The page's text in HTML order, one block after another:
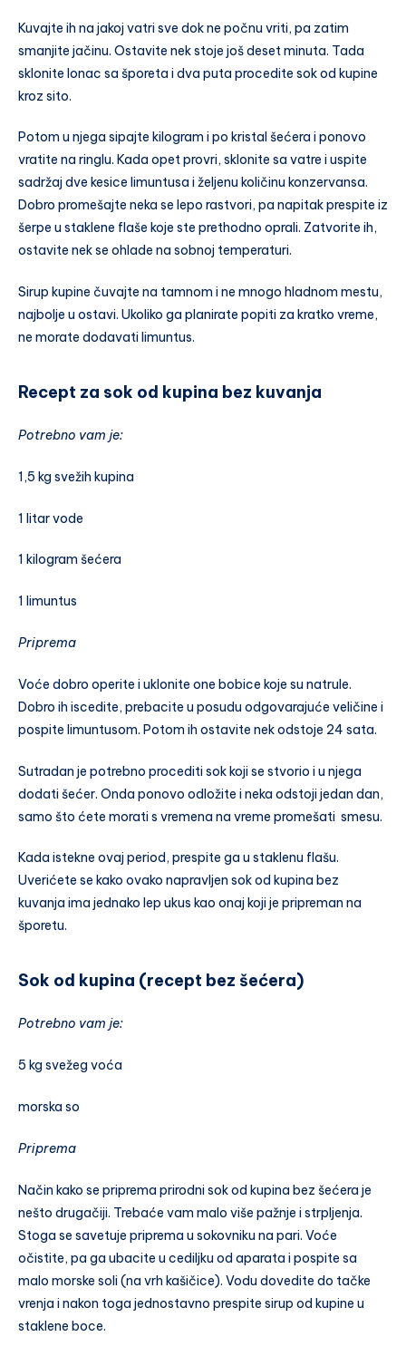
Kuvajte ih na jakoj vatri sve dok ne počnu vriti, pa zatim
smanjite jačinu. Ostavite nek stoje još deset minuta. Tada
sklonite lonac sa šporeta i dva puta procedite sok od kupine
kroz sito.
Potom u njega sipajte kilogram i po kristal šećera i ponovo
vratite na ringlu. Kada opet provri, sklonite sa vatre i uspite
sadržaj dve kesice limuntusa i željenu količinu konzervansa.
Dobro promešajte neka se lepo rastvori, pa napitak prespite iz
šerpe u staklene flaše koje ste prethodno oprali. Zatvorite ih,
ostavite nek se ohlade na sobnoj temperaturi.
Sirup kupine čuvajte na tamnom i ne mnogo hladnom mestu,
najbolje u ostavi. Ukoliko ga planirate popiti za kratko vreme,
ne morate dodavati limuntus.
Recept za sok od kupina bez kuvanja
Potrebno vam je:
1,5 kg svežih kupina
1 litar vode
1 kilogram šećera
1 limuntus
Priprema
Voće dobro operite i uklonite one bobice koje su natrule.
Dobro ih iscedite, prebacite u posudu odgovarajuće veličine i
pospite limuntusom. Potom ih ostavite nek odstoje 24 sata.
Sutradan je potrebno procediti sok koji se stvorio i u njega
dodati šećer. Onda ponovo odložite i neka odstoji jedan dan,
samo što ćete morati s vremena na vreme promešati smesu.
Kada istekne ovaj period, prespite ga u staklenu flašu.
Uverićete se kako ovako napravljen sok od kupina bez
kuvanja ima jednako lep ukus kao onaj koji je pripreman na
šporetu.
Sok od kupina (recept bez šećera)
Potrebno vam je:
5 kg svežeg voća
morska so
Priprema
Način kako se priprema prirodni sok od kupina bez šećera je
nešto drugačiji. Trebaće vam malo više pažnje i strpljenja.
Stoga se savetuje priprema u sokovniku na pari. Voće
očistite, pa ga ubacite u cediljku od aparata i pospite sa
malo morske soli (na vrh kašičice). Vodu dovedite do tačke
vrenja i nakon toga jednostavno prespite sirup od kupine u
staklene boce.